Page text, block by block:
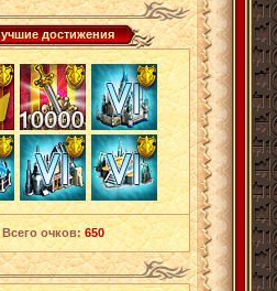
достижения
Всего очков: 650